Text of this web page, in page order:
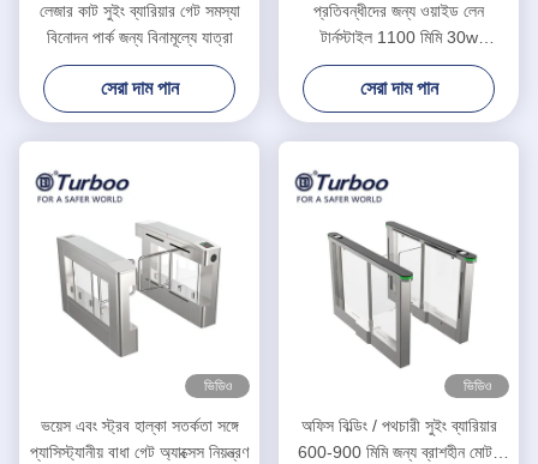
লেজার কাট সুইং ব্যারিয়ার গেট সমস্যা
বিনোদন পার্ক জন্য বিনামূল্যে যাত্রা
সেরা দাম পান
প্রতিবন্ধীদের জন্য ওয়াইড লেন
টার্নস্টাইল 1100 মিমি 30w
SUS304 সুইং ব্যারিয়ার গেট RFID
কার্ড
সেরা দাম পান
ভিডিও
ভয়েস এবং স্ট্রব হাল্কা সতর্কতা সঙ্গে
প্যাসিস্ট্যানীয় বাধা গেট অ্যাক্সেস নিয়ন্ত্রণ
ভিডিও
অফিস বিল্ডিং / পথচারী সুইং ব্যারিয়ার
600-900 মিমি জন্য ব্রাশহীন মোটর